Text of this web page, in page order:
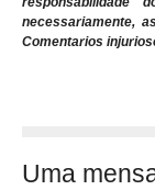
necessariamente,
Comentarios
Uma